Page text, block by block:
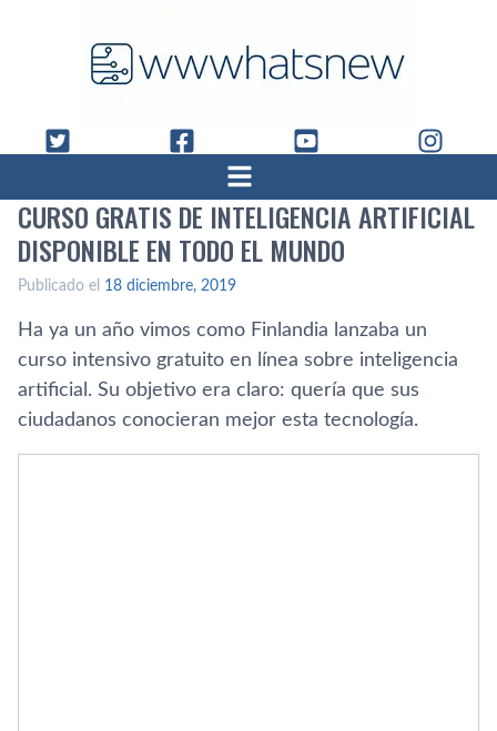
CURSO GRATIS DE INTELIGENCIA ARTIFICIAL
DISPONIBLE EN TODO EL MUNDO
Publicado el 18 diciembre, 2019
Ha ya un año vimos como Finlandia lanzaba un
curso intensivo gratuito en línea sobre inteligencia
artificial. Su objetivo era claro: quería que sus
ciudadanos conocieran mejor esta tecnología.